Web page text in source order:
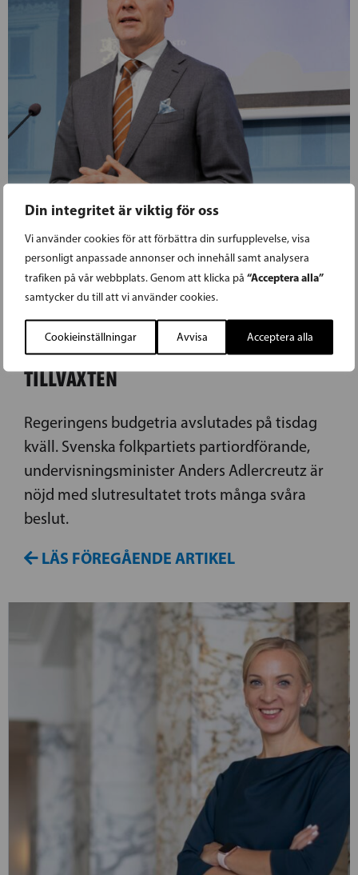
Din integritet är viktig för oss
Vi använder cookies för att förbättra din surfupplevelse, visa
personligt anpassade annonser och innehåll samt analysera
trafiken på vår webbplats. Genom att klicka på “Acceptera alla”
samtycker du till att vi använder cookies.
Cookieinställningar Avvisa Acceptera alla
03.09.2024
ADLERCREUTZ OM BUDGETRIAN:
MÅNGA ÅTGÄRDER SOM STÄRKER
TILLVÄXTEN
Regeringens budgetria avslutades på tisdag
kväll. Svenska folkpartiets partiordförande,
undervisningsminister Anders Adlercreutz är
nöjd med slutresultatet trots många svåra
beslut.
LÄS FÖREGÅENDE ARTIKEL